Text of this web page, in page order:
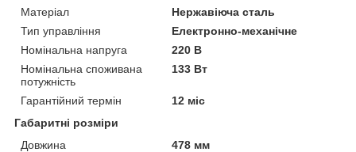
Матеріал
Нержавіюча сталь
Тип управління
Електронно-механічне
Номінальна напруга
220 В
Номінальна споживана
потужність
133 Вт
Гарантійний термін
12 міс
Габаритні розміри
Довжина
478 мм